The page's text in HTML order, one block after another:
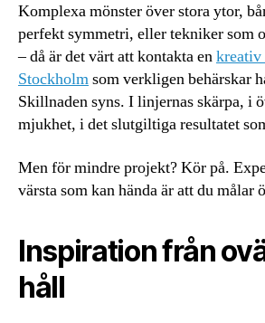
Komplexa mönster över stora ytor,
perfekt symmetri, eller tekniker som
– då är det värt att kontakta enkreativ
Stockholmsom verkligen behärskar
Skillnaden syns. I linjernas skärpa, i
mjukhet, i det slutgiltiga resultatet
Men för mindre projekt? Kör på.
värsta som kan hända är att du målar
Inspiration från
håll